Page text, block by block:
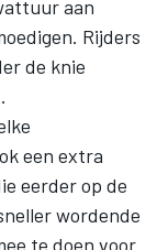
aan
Rijders
de knie
een extra
eerder op de
wordende
te doen voor